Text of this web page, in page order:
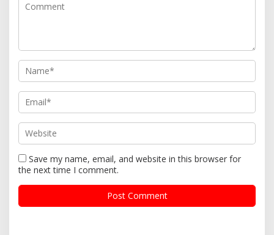
Save my name, email, and website in this browser for
the next time I comment.